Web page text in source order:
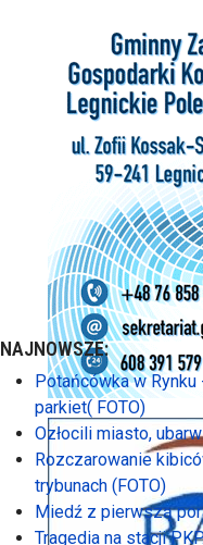
NAJNOWSZE:
Potańcówka w
parkiet( FOTO)
Ozłocili miasto,
Rozczarowanie
trybunach (FOTO)
Miedź z pierwszą
Tragedia na stacji